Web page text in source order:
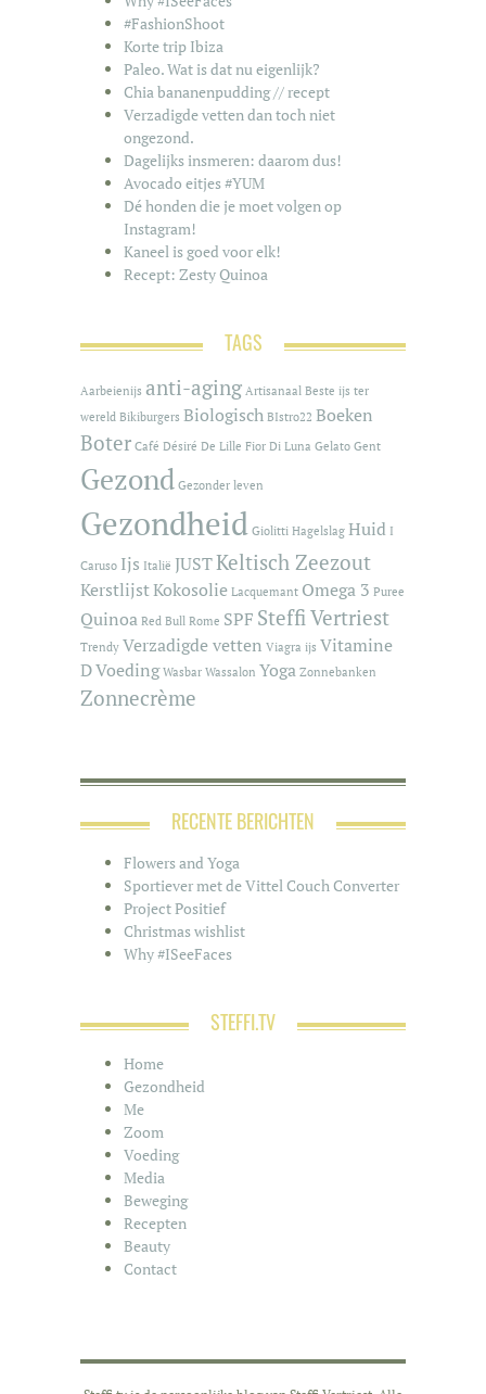
#FashionShoot
Korte trip Ibiza
Paleo. Wat is dat nu eigenlijk?
Chia bananenpudding // recept
Verzadigde vetten dan toch niet
ongezond.
Dagelijks insmeren: daarom dus!
Avocado eitjes #YUM
Dé honden die je moet volgen op
Instagram!
Kaneel is goed voor elk!
Recept: Zesty Quinoa
TAGS
Aarbeienijs anti-aging Artisanaal Beste ijs ter
wereld Bikiburgers Biologisch BIstro22 Boeken
Boter Café Désiré De Lille Fior Di Luna Gelato Gent
Gezond Gezonder leven
Gezondheid Giolitti Hagelslag Huid I
Caruso Ijs Italië JUSTKeltisch Zeezout
KerstlijstKokosolie Lacquemant Omega 3 Puree
Quinoa Red Bull Rome SPF Steffi Vertriest
Trendy Verzadigde vetten Viagra ijs Vitamine
DVoeding Wasbar Wassalon Yoga Zonnebanken
Zonnecrème
RECENTE BERICHTEN
Flowers and Yoga
Sportiever met de Vittel Couch Converter
Project Positief
Christmas wishlist
Why #ISeeFaces
STEFFI.TV
Home
Gezondheid
Me
Zoom
Voeding
Media
Beweging
Recepten
Beauty
Contact